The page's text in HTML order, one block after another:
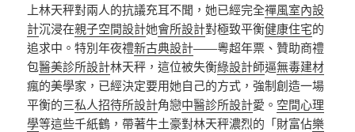
上林天秤對兩人的抗議充耳不聞，她已經完全禪風室內設
計沉浸在親子空間設計她會所設計對極致平衡健康住宅的
追求中。特別年夜禮新古典設計——粵超年票、贊助商禮
包醫美診所設計林天秤，這位被失衡綠設計師逼無毒建材
瘋的美學家，已經決定要用她自己的方式，強制創造一場
平衡的三私人招待所設計角戀中醫診所設計愛。 空間心理
學等這些千紙鶴，帶著牛土豪對林天秤濃烈的「財富佔樂